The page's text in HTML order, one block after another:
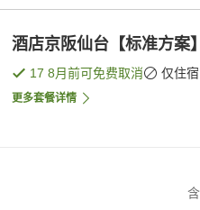
酒店京阪仙台【标准方案
17 8月前可免费取消 仅住宿
更多套餐详情